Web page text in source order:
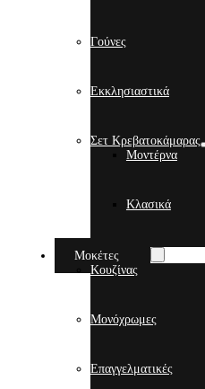
Γούνες
Εκκλησιαστικά
Σετ Κρεβατοκάμαρας
Μοντέρνα
Κλασικά
Μοκέτες
Κουζίνας
Μονόχρωμες
Επαγγελματικές